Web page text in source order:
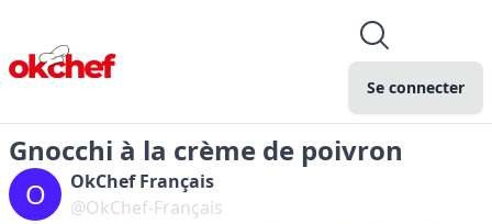
Se connecter
Gnocchi à la crème de poivron
O
OkChef Français
@OkChef-Français